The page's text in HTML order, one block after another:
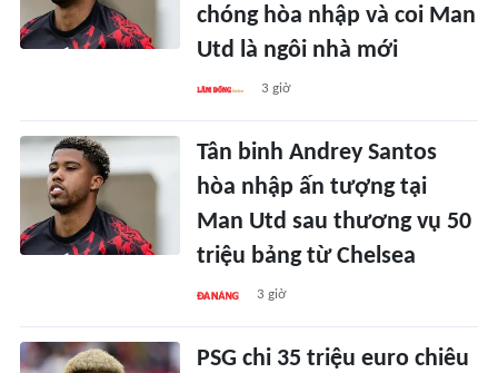
chóng hòa nhập và coi Man
Utd là ngôi nhà mới
3 giờ
Tân binh Andrey Santos
hòa nhập ấn tượng tại
Man Utd sau thương vụ 50
triệu bảng từ Chelsea
3 giờ
PSG chi 35 triệu euro chiêu